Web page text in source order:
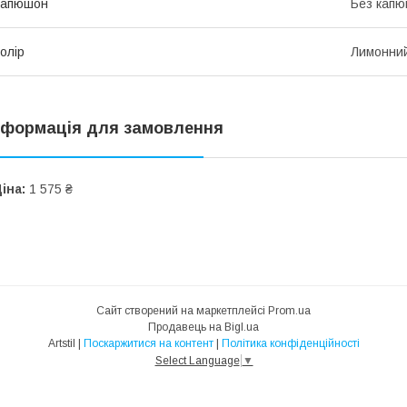
Без
для замовлення
1 575 ₴
Сайт створений на маркетплейсі Prom.ua
Продавець на Bigl.ua
Artstil | Поскаржитися на контент | Політика конфіденційності
Select Language ▼